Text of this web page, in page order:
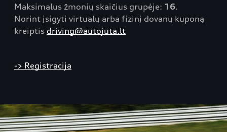
Maksimalus žmonių skaičius grupėje: 16.
Norint įsigyti virtualų arba fizinį dovanų kuponą
kreiptis driving@autojuta.lt
-> Registracija